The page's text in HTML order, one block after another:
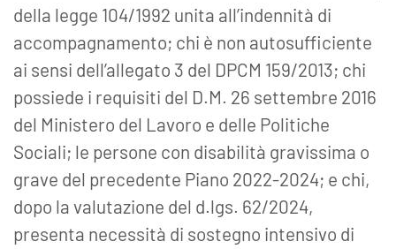
della legge 104/1992 unita all’indennità di
accompagnamento; chi è non autosufficiente
ai sensi dell’allegato 3 del DPCM 159/2013; chi
possiede i requisiti del D.M. 26 settembre 2016
del Ministero del Lavoro e delle Politiche
Sociali; le persone con disabilità gravissima o
grave del precedente Piano 2022-2024; e chi,
dopo la valutazione del d.lgs. 62/2024,
presenta necessità di sostegno intensivo di